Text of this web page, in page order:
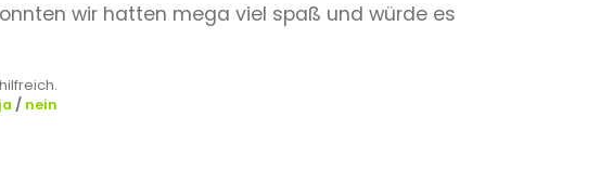
wir hatten mega viel spaß und würde es
ja / nein